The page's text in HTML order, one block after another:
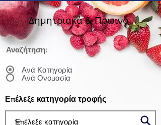
Δημητριακά & Πρωινό
Αναζήτηση:
Ανά Κατηγορία
Ανά Ονομασία
Επέλεξε κατηγορία τροφής